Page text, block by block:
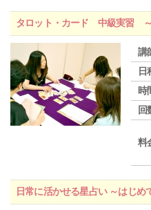
タロット・カード 中級実習 ～
講
日
時
回
料
日常に活かせる星占い ～はじめ